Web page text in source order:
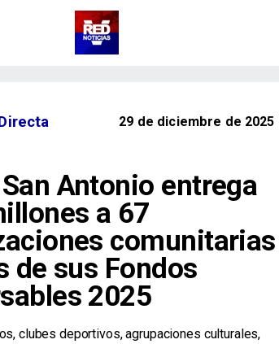
29 de diciembre de 2025
Antonio entrega
a 67
comunitarias
de sus Fondos
2025
clubes deportivos, agrupaciones culturales,